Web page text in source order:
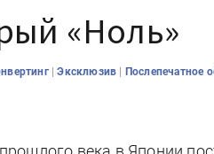
«Ноль»
|Эксклюзив | Послепечатное